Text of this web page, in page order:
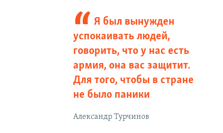
Я был вынужден
успокаивать людей,
говорить, что у нас есть
армия, она вас защитит.
Для того, чтобы в стране
не было паники
Александр Турчинов